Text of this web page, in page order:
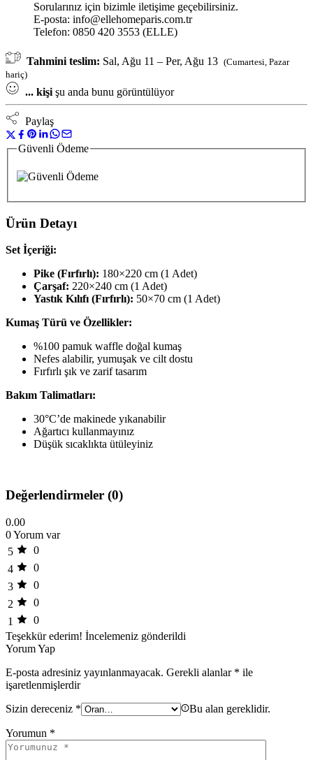
Sorularınız için bizimle iletişime geçebilirsiniz.
E-posta: info@ellehomeparis.com.tr
Telefon: 0850 420 3553 (ELLE)
Tahmini teslim: Sal, Ağu 11 – Per, Ağu 13 (Cumartesi, Pazar
hariç)
... kişi şu anda bunu görüntülüyor
Paylaş
Güvenli Ödeme
Ürün Detayı
Set İçeriği:
Pike (Fırfırlı): 180×220 cm (1 Adet)
Çarşaf: 220×240 cm (1 Adet)
Yastık Kılıfı (Fırfırlı): 50×70 cm (1 Adet)
Kumaş Türü ve Özellikler:
%100 pamuk waffle doğal kumaş
Nefes alabilir, yumuşak ve cilt dostu
Fırfırlı şık ve zarif tasarım
Bakım Talimatları:
30°C’de makinede yıkanabilir
Ağartıcı kullanmayınız
Düşük sıcaklıkta ütüleyiniz
Değerlendirmeler (0)
0.00
0 Yorum var
5
0
4
0
3
0
2
0
1
0
Teşekkür ederim! İncelemeniz gönderildi
Yorum Yap
E-posta adresiniz yayınlanmayacak. Gerekli alanlar * ile
işaretlenmişlerdir
Sizin dereceniz * Bu alan gereklidir.
Yorumun *